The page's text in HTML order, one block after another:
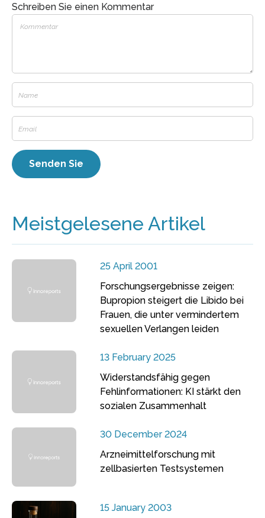
Schreiben Sie einen Kommentar
Meistgelesene Artikel
25 April 2001
Forschungsergebnisse zeigen:
Bupropion steigert die Libido bei
Frauen, die unter vermindertem
sexuellen Verlangen leiden
13 February 2025
Widerstandsfähig gegen
Fehlinformationen: KI stärkt den
sozialen Zusammenhalt
30 December 2024
Arzneimittelforschung mit
zellbasierten Testsystemen
15 January 2003